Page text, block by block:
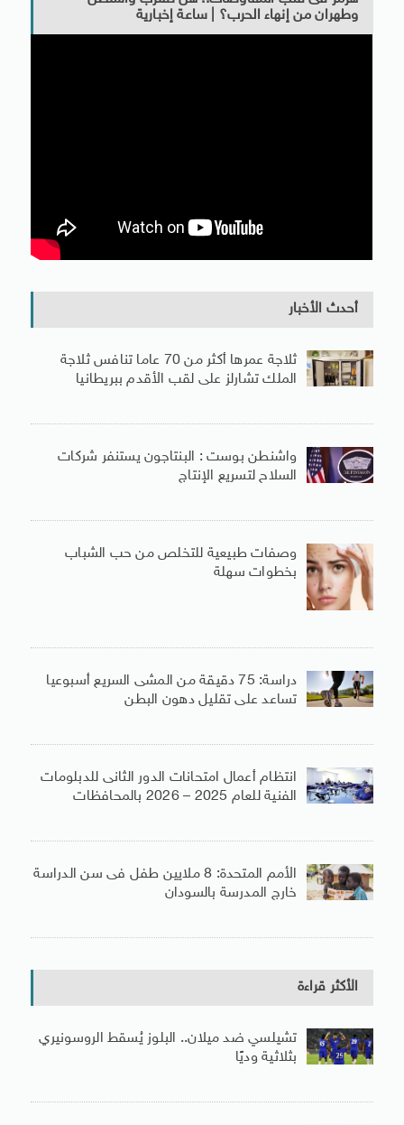
وطهران من إنهاء الحرب؟ | ساعة إخبارية
أحدث الأخبار
ثلاجة عمرها أكثر من 70 عاما تنافس ثلاجة
الملك تشارلز على لقب الأقدم ببريطانيا
واشنطن بوست : البنتاجون يستنفر شركات
السلاح لتسريع الإنتاج
وصفات طبيعية للتخلص من حب الشباب
بخطوات سهلة
دراسة: 75 دقيقة من المشى السريع أسبوعيا
تساعد على تقليل دهون البطن
انتظام أعمال امتحانات الدور الثانى للدبلومات
الفنية للعام 2025 – 2026 بالمحافظات
الأمم المتحدة: 8 ملايين طفل فى سن الدراسة
خارج المدرسة بالسودان
الأكثر قراءة
تشيلسي ضد ميلان.. البلوز يُسقط الروسونيري
بثلاثية وديًا